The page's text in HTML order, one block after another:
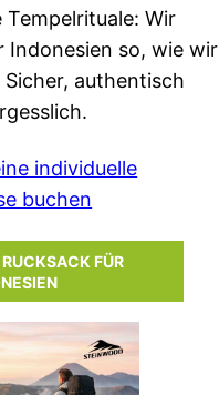
Tempelrituale: Wir
Indonesien so, wie wir
Sicher, authentisch
individuelle
buchen
FÜR